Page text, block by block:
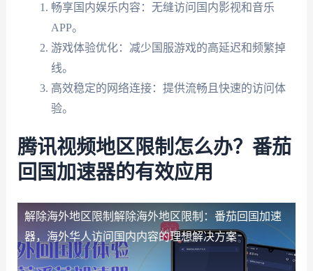
畅享国内娱乐内容：无缝访问国内影视和音乐
APP。
游戏体验优化：减少国服游戏的高延迟和频繁掉
线。
高效稳定的网络连接：提供流畅且快速的访问体
验。
腾讯视频地区限制怎么办？番茄
回国加速器的有效应用
解除海外地区限制 解除海外地区限制：番茄回国加速
器，海外华人访问国内内容的理想解决方案